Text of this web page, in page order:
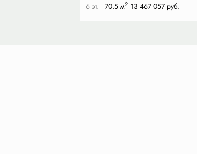
6 эт. 70.5 м2 13 467 057 руб.